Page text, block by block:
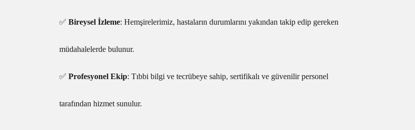
✅ Bireysel İzleme: Hemşirelerimiz, hastaların durumlarını yakından takip edip gereken
müdahalelerde bulunur.
✅ Profesyonel Ekip: Tıbbi bilgi ve tecrübeye sahip, sertifikalı ve güvenilir personel
tarafından hizmet sunulur.